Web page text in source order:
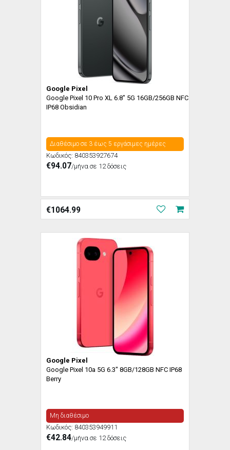
Google Pixel
Google Pixel 10 Pro XL 6.8" 5G 16GB/256GB NFC
IP68 Obsidian
Διαθέσιμο σε 3 έως 5 εργάσιμες ημέρες
Κωδικός: 840353927674
€94.07/μήνα σε 12 δόσεις
€1064.99
Google Pixel
Google Pixel 10a 5G 6.3" 8GB/128GB NFC IP68
Berry
Μη διαθέσιμο
Κωδικός: 840353949911
€42.84/μήνα σε 12 δόσεις